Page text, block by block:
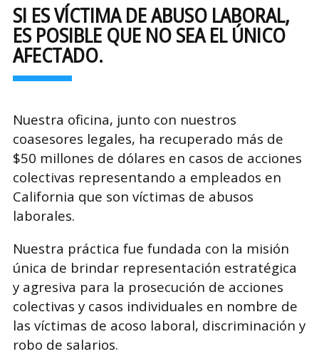
SI ES VÍCTIMA DE ABUSO LABORAL,
ES POSIBLE QUE NO SEA EL ÚNICO
AFECTADO.
Nuestra oficina, junto con nuestros
coasesores legales, ha recuperado más de
$50 millones de dólares en casos de acciones
colectivas representando a empleados en
California que son víctimas de abusos
laborales.
Nuestra práctica fue fundada con la misión
única de brindar representación estratégica
y agresiva para la prosecución de acciones
colectivas y casos individuales en nombre de
las víctimas de acoso laboral, discriminación y
robo de salarios.